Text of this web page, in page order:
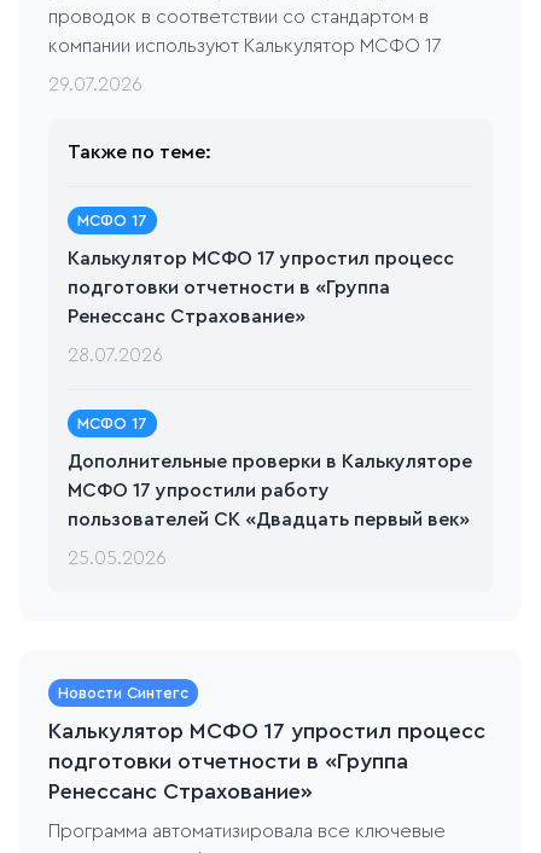
проводок в соответствии со стандартом в
компании используют Калькулятор МСФО 17
29.07.2026
Также по теме:
МСФО 17
Калькулятор МСФО 17 упростил процесс
подготовки отчетности в «Группа
Ренессанс Страхование»
28.07.2026
МСФО 17
Дополнительные проверки в Калькуляторе
МСФО 17 упростили работу
пользователей СК «Двадцать первый век»
25.05.2026
Новости Синтегс
Калькулятор МСФО 17 упростил процесс
подготовки отчетности в «Группа
Ренессанс Страхование»
Программа автоматизировала все ключевые